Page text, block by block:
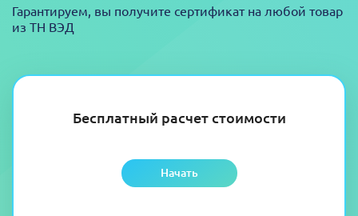
Бесплатный расчет стоимости
Начать
Гарантируем, вы получите сертификат на любой товар
из ТН ВЭД